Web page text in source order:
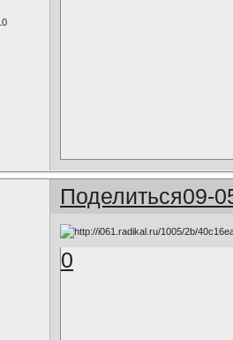
Поделиться09-
0